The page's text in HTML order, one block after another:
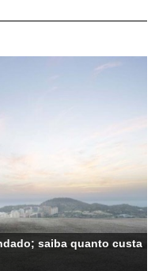
saiba quanto custa